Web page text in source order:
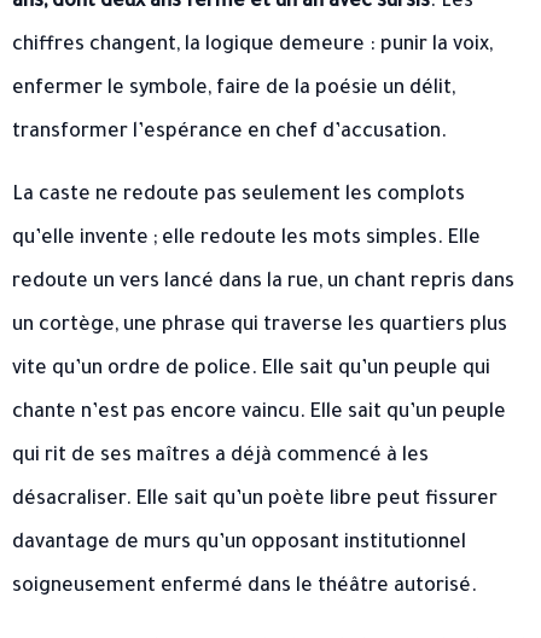
chiffres changent, la logique demeure : punir la voix,
enfermer le symbole, faire de la poésie un délit,
transformer l’espérance en chef d’accusation.
La caste ne redoute pas seulement les complots
qu’elle invente ; elle redoute les mots simples. Elle
redoute un vers lancé dans la rue, un chant repris dans
un cortège, une phrase qui traverse les quartiers plus
vite qu’un ordre de police. Elle sait qu’un peuple qui
chante n’est pas encore vaincu. Elle sait qu’un peuple
qui rit de ses maîtres a déjà commencé à les
désacraliser. Elle sait qu’un poète libre peut fissurer
davantage de murs qu’un opposant institutionnel
soigneusement enfermé dans le théâtre autorisé.